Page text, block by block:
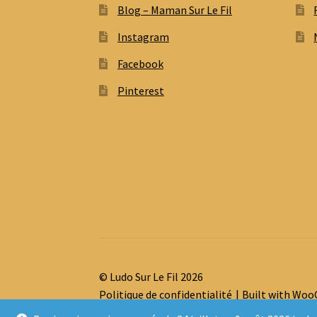
Blog – Maman Sur Le Fil
Instagram
Facebook
Pinterest
© Ludo Sur Le Fil 2026
Politique de confidentialité
Built with